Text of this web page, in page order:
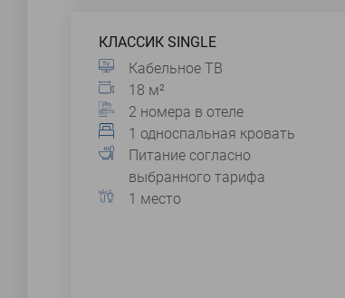
КЛАССИК SINGLE
Кабельное ТВ
18 м²
2 номера в отеле
1 односпальная кровать
Питание согласно
выбранного тарифа
1 место